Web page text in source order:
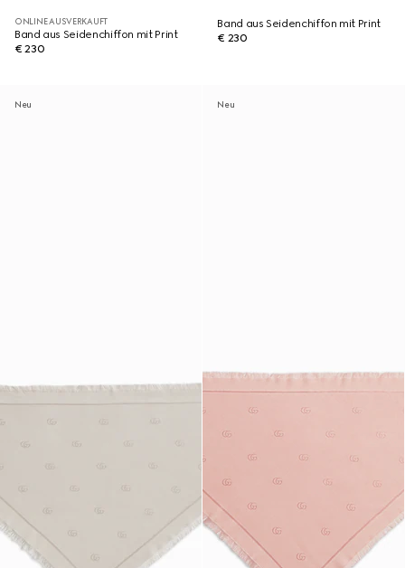
ONLINE AUSVERKAUFT
Band aus Seidenchiffon mit Print
€ 230
Band aus Seidenchiffon mit Print
€ 230
Neu Neu